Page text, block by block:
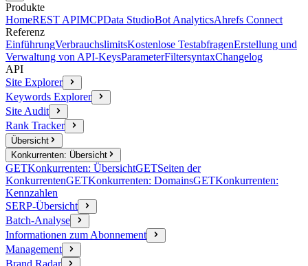
Produkte
HomeREST APIMCPData StudioBot AnalyticsAhrefs Connect
Referenz
EinführungVerbrauchslimitsKostenlose TestabfragenErstellung und
Verwaltung von API-KeysParameterFiltersyntaxChangelog
API
Site Explorer
Keywords Explorer
Site Audit
Rank Tracker
Übersicht
Konkurrenten: Übersicht
GETKonkurrenten: ÜbersichtGETSeiten der
KonkurrentenGETKonkurrenten: DomainsGETKonkurrenten:
Kennzahlen
SERP-Übersicht
Batch-Analyse
Informationen zum Abonnement
Management
Brand Radar